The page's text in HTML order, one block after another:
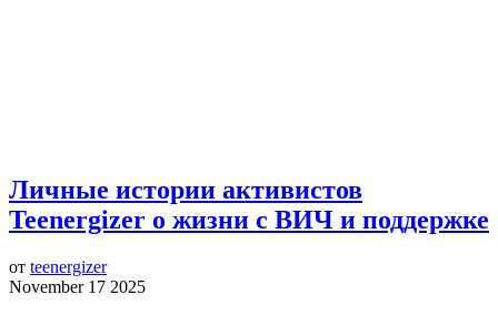
Личные истории активистов
Teenergizer о жизни с ВИЧ и поддержке
от teenergizer
November 17 2025